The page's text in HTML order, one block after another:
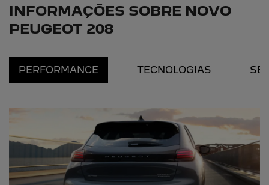
INFORMAÇÕES SOBRE NOVO
PEUGEOT 208
PERFORMANCE TECNOLOGIAS